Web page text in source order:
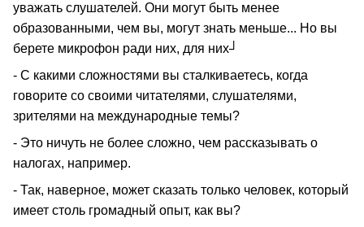
уважать слушателей. Они могут быть менее
образованными, чем вы, могут знать меньше... Но вы
берете микрофон ради них, для них┘
- С какими сложностями вы сталкиваетесь, когда
говорите со своими читателями, слушателями,
зрителями на международные темы?
- Это ничуть не более сложно, чем рассказывать о
налогах, например.
- Так, наверное, может сказать только человек, который
имеет столь громадный опыт, как вы?